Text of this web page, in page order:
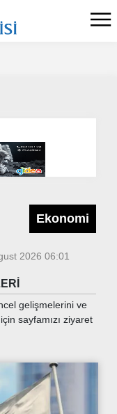
Ekonomi
2026 06:01
gelişmelerini ve
sayfamızı ziyaret